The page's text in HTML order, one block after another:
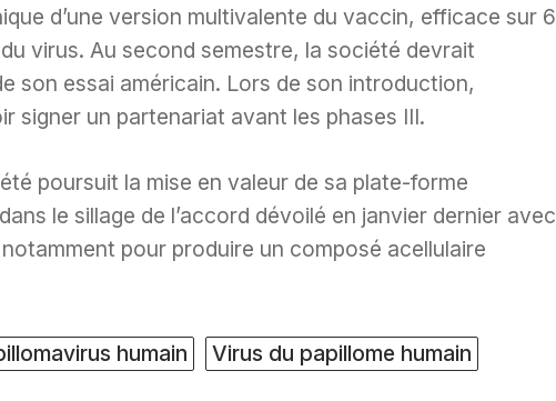
d’une version multivalente du vaccin, efficace sur 6
virus. Au second semestre, la société devrait
son essai américain. Lors de son introduction,
signer un partenariat avant les phases III.
poursuit la mise en valeur de sa plate-forme
le sillage de l’accord dévoilé en janvier dernier avec
pour produire un composé acellulaire
humain Virus du papillome humain